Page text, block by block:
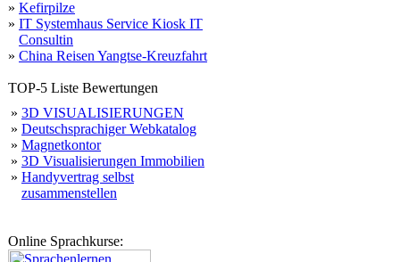
» Kefirpilze
» IT Systemhaus Service Kiosk IT
Consultin
» China Reisen Yangtse-Kreuzfahrt
TOP-5 Liste Bewertungen
» 3D VISUALISIERUNGEN
» Deutschsprachiger Webkatalog
» Magnetkontor
» 3D Visualisierungen Immobilien
» Handyvertrag selbst
zusammenstellen
Online Sprachkurse: